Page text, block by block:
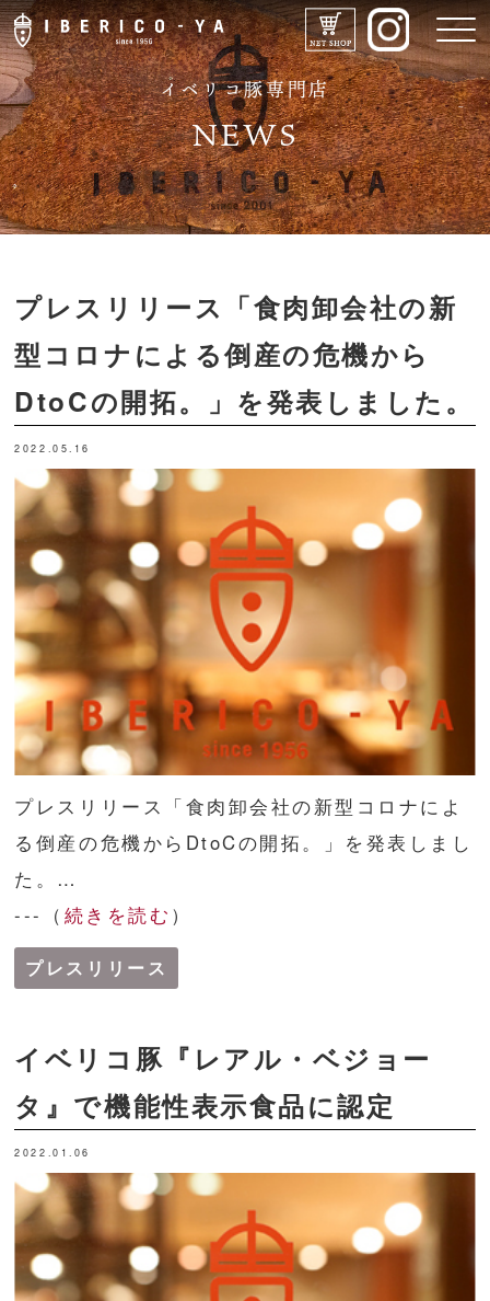
メニュー
ドリンク
店舗紹介
コラム
メディア掲載実績
イベリコ豚専門店
NEWS
プレスリリース「食肉卸会社の新
型コロナによる倒産の危機から
DtoCの開拓。」を発表しました。
2022.05.16
プレスリリース「食肉卸会社の新型コロナによ
る倒産の危機からDtoCの開拓。」を発表しまし
た。…
---（ 続きを読む ）
プレスリリース
イベリコ豚『レアル・ベジョー
タ』で機能性表示食品に認定
2022.01.06